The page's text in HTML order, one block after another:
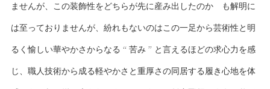
ませんが、この装飾性をどちらが先に産み出したのか も解明に
は至っておりませんが、紛れもないのはこの一足から芸術性と明
るく愉しい華やかさからなる “ 苦み ” と言えるほどの求心力を感
じ、職人技術から成る軽やかさと重厚さの同居する履き心地を体